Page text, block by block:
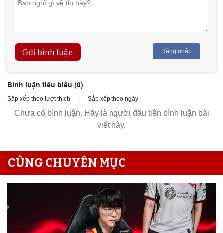
Gửi bình luận Đăng nhập
Bình luận tiêu biểu (0)
Sắp xếp theo lượt thích Sắp xếp theo ngày
Chưa có bình luận. Hãy là người đầu tiên bình luận bài
viết này.
CÙNG CHUYÊN MỤC